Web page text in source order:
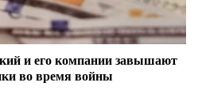
и его компании завышают
во время войны